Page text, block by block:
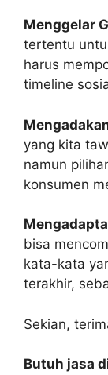
Menggelar
tertentu
harus
timeline
yang kita
namun
konsumen
bisa
kata-kata
terakhir,
Sekian,
Butuh jasa